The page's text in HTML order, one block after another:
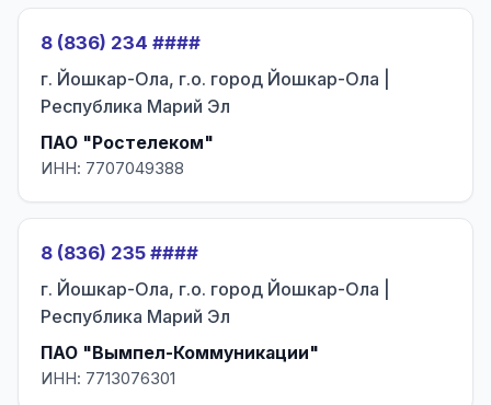
8 (836) 234 ####
г. Йошкар-Ола, г.о. город Йошкар-Ола |
Республика Марий Эл
ПАО "Ростелеком"
ИНН: 7707049388
8 (836) 235 ####
г. Йошкар-Ола, г.о. город Йошкар-Ола |
Республика Марий Эл
ПАО "Вымпел-Коммуникации"
ИНН: 7713076301